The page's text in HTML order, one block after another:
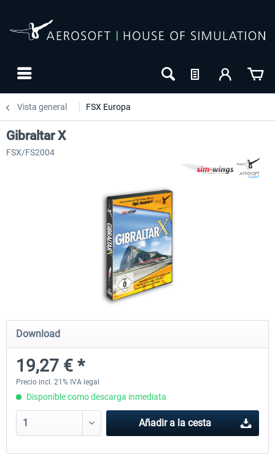
Vista general FSX Europa
Mega Airport Frankfurt V2.0
30,45 € *
Mega Airport Berlin
Gibraltar X
FSX/FS2004
Download
19,27 € *
Precio incl. 21% IVA legal
Disponible como descarga inmediata
Añadir a la cesta